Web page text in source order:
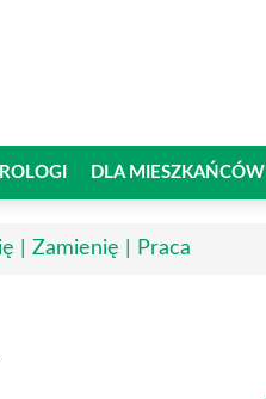
DLA MIESZKAŃCÓW
| Zamienię | Praca